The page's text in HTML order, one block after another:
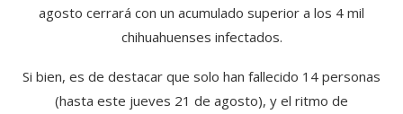
agosto cerrará con un acumulado superior a los 4 mil
chihuahuenses infectados.
Si bien, es de destacar que solo han fallecido 14 personas
(hasta este jueves 21 de agosto), y el ritmo de